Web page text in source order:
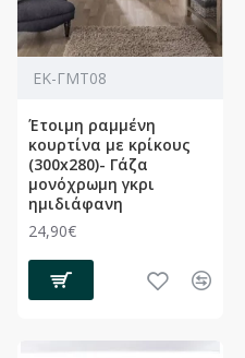
ΕΚ-ΓΜΤ08
Έτοιμη ραμμένη
κουρτίνα με κρίκους
(300x280)- Γάζα
μονόχρωμη γκρι
ημιδιάφανη
24,90€